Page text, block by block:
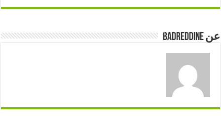
عن badreddine